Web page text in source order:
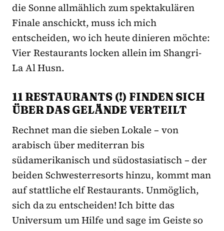
die Sonne allmählich zum spektakulären
Finale anschickt, muss ich mich
entscheiden, wo ich heute dinieren möchte:
Vier Restaurants locken allein im Shangri-
La Al Husn.
11 RESTAURANTS (!) FINDEN SICH
ÜBER DAS GELÄNDE VERTEILT
Rechnet man die sieben Lokale – von
arabisch über mediterran bis
südamerikanisch und südostasiatisch – der
beiden Schwesterresorts hinzu, kommt man
auf stattliche elf Restaurants. Unmöglich,
sich da zu entscheiden! Ich bitte das
Universum um Hilfe und sage im Geiste so